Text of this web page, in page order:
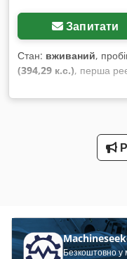
Запитати
Стан: вживаний,
(394,29 к.с.), перша
колір:червоний, тип
, висота
ABS, задній
Безкоштовно у